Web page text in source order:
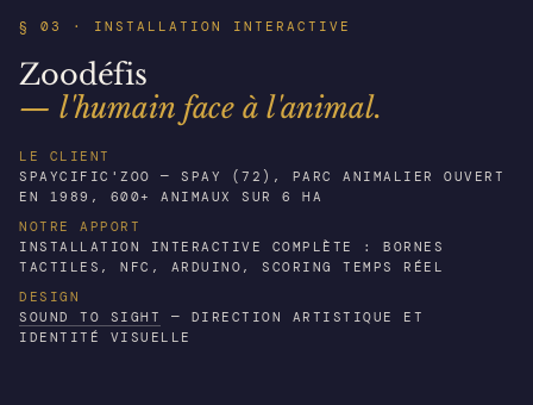
§ 03 · INSTALLATION INTERACTIVE
Zoodéfis
— l'humain face à l'animal.
LE CLIENT
SPAYCIFIC'ZOO — SPAY (72), PARC ANIMALIER OUVERT
EN 1989, 600+ ANIMAUX SUR 6 HA
NOTRE APPORT
INSTALLATION INTERACTIVE COMPLÈTE : BORNES
TACTILES, NFC, ARDUINO, SCORING TEMPS RÉEL
DESIGN
SOUND TO SIGHT
— DIRECTION ARTISTIQUE ET
IDENTITÉ VISUELLE